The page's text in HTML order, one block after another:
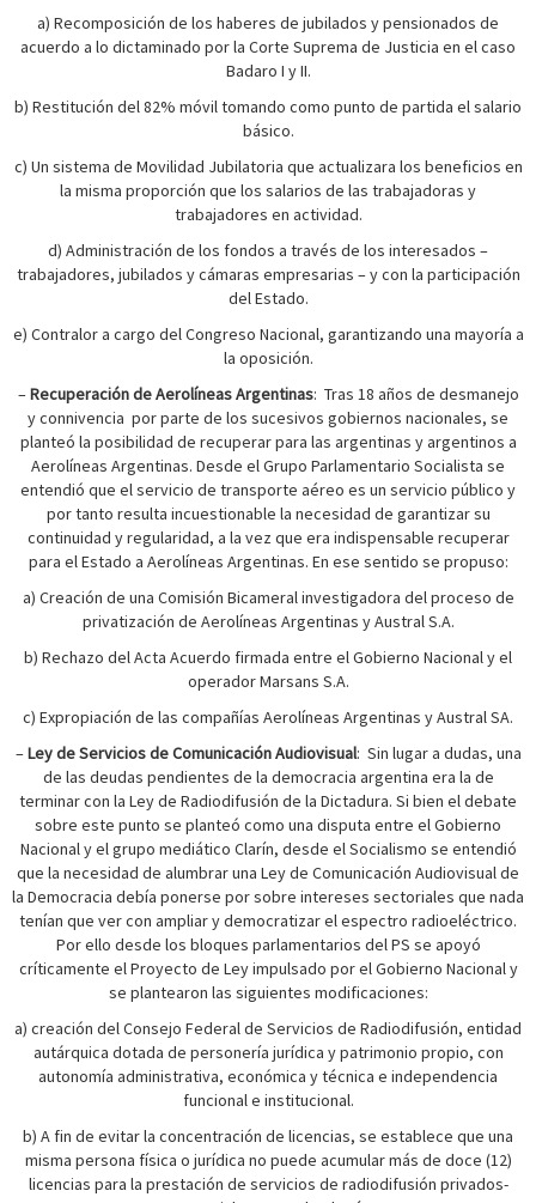
a) Recomposición de los haberes de jubilados y pensionados de
acuerdo a lo dictaminado por la Corte Suprema de Justicia en el caso
Badaro I y II.
b) Restitución del 82% móvil tomando como punto de partida el salario
básico.
c) Un sistema de Movilidad Jubilatoria que actualizara los beneficios en
la misma proporción que los salarios de las trabajadoras y
trabajadores en actividad.
d) Administración de los fondos a través de los interesados –
trabajadores, jubilados y cámaras empresarias – y con la participación
del Estado.
e) Contralor a cargo del Congreso Nacional, garantizando una mayoría a
la oposición.
–Recuperación de Aerolíneas Argentinas: Tras 18 años de desmanejo
y connivencia por parte de los sucesivos gobiernos nacionales, se
planteó la posibilidad de recuperar para las argentinas y argentinos a
Aerolíneas Argentinas. Desde el Grupo Parlamentario Socialista se
entendió que el servicio de transporte aéreo es un servicio público y
por tanto resulta incuestionable la necesidad de garantizar su
continuidad y regularidad, a la vez que era indispensable recuperar
para el Estado a Aerolíneas Argentinas. En ese sentido se propuso:
a) Creación de una Comisión Bicameral investigadora del proceso de
privatización de Aerolíneas Argentinas y Austral S.A.
b) Rechazo del Acta Acuerdo firmada entre el Gobierno Nacional y el
operador Marsans S.A.
c) Expropiación de las compañías Aerolíneas Argentinas y Austral SA.
–Ley de Servicios de Comunicación Audiovisual: Sin lugar a dudas, una
de las deudas pendientes de la democracia argentina era la de
terminar con la Ley de Radiodifusión de la Dictadura. Si bien el debate
sobre este punto se planteó como una disputa entre el Gobierno
Nacional y el grupo mediático Clarín, desde el Socialismo se entendió
que la necesidad de alumbrar una Ley de Comunicación Audiovisual de
la Democracia debía ponerse por sobre intereses sectoriales que nada
tenían que ver con ampliar y democratizar el espectro radioeléctrico.
Por ello desde los bloques parlamentarios del PS se apoyó
críticamente el Proyecto de Ley impulsado por el Gobierno Nacional y
se plantearon las siguientes modificaciones:
a) creación del Consejo Federal de Servicios de Radiodifusión, entidad
autárquica dotada de personería jurídica y patrimonio propio, con
autonomía administrativa, económica y técnica e independencia
funcional e institucional.
b) A fin de evitar la concentración de licencias, se establece que una
misma persona física o jurídica no puede acumular más de doce (12)
licencias para la prestación de servicios de radiodifusión privados-